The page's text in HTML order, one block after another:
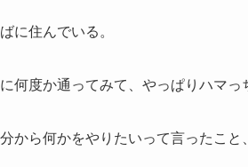
に住んでいる。
何度か通ってみて、やっぱりハマっ
から何かをやりたいって言ったこと